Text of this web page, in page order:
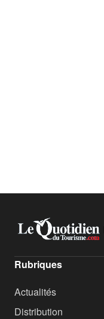
Rubriques
Actualités
Distribution